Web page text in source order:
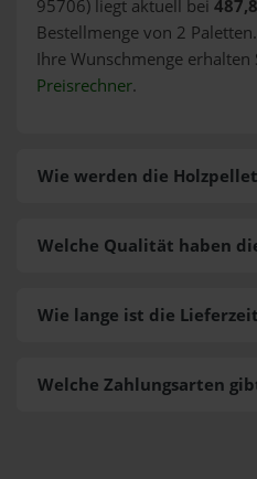
95706) liegt aktuell bei
Bestellmenge von 2
Ihre Wunschmenge erhalten
Preisrechner.
Wie werden die
Welche Zahlungsarten
Welche Qualität haben
Wie lange ist die